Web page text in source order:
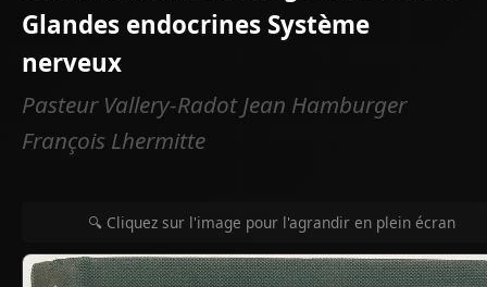
Glandes endocrines Système
nerveux
Pasteur Vallery-Radot Jean Hamburger
François Lhermitte
🔍 Cliquez sur l'image pour l'agrandir en plein écran